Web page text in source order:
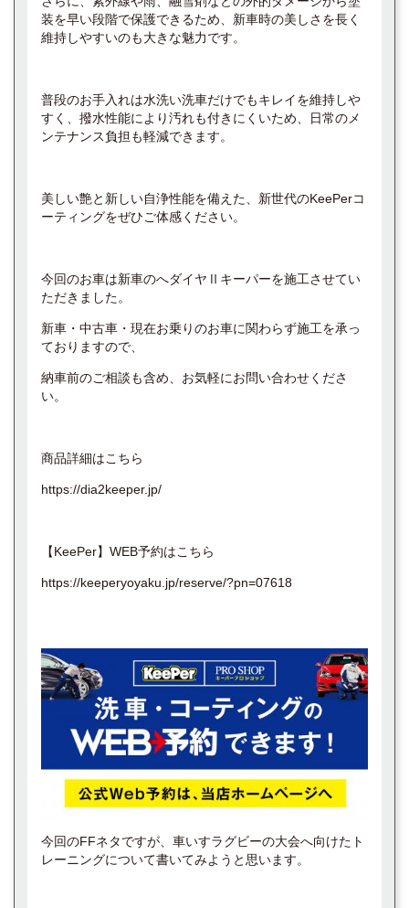
装を早い段階で保護できるため、新車時の美しさを長く
維持しやすいのも大きな魅力です。
普段のお手入れは水洗い洗車だけでもキレイを維持しや
すく、撥水性能により汚れも付きにくいため、日常のメ
ンテナンス負担も軽減できます。
美しい艶と新しい自浄性能を備えた、新世代のKeePerコ
ーティングをぜひご体感ください。
今回のお車は新車のへダイヤⅡキーパーを施工させてい
ただきました。
新車・中古車・現在お乗りのお車に関わらず施工を承っ
ておりますので、
納車前のご相談も含め、お気軽にお問い合わせくださ
い。
商品詳細はこちら
https://dia2keeper.jp/
【KeePer】WEB予約はこちら
https://keeperyoyaku.jp/reserve/?pn=07618
今回のFFネタですが、車いすラグビーの大会へ向けたト
レーニングについて書いてみようと思います。